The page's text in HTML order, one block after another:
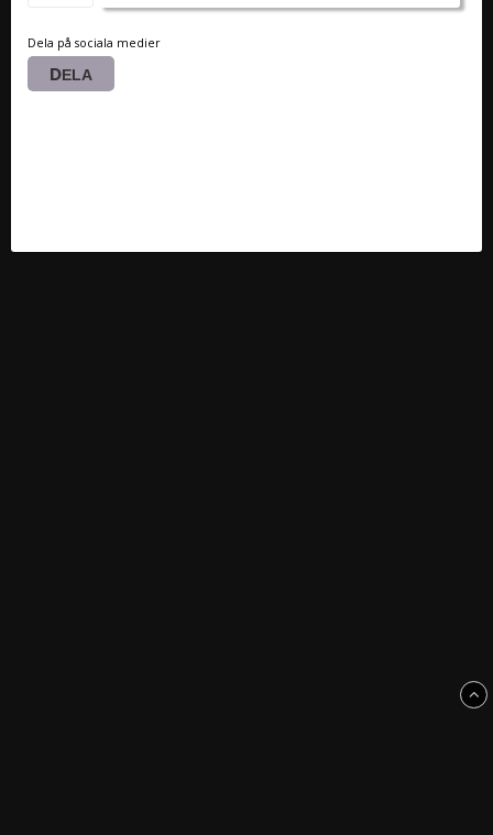
Dela på sociala medier
DELA